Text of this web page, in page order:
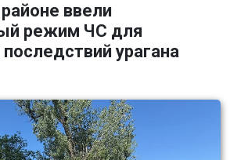
ввели
режим ЧС для
урагана